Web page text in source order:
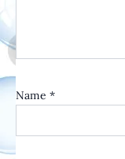
Name *